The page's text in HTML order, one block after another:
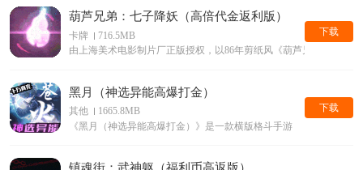
葫芦兄弟：七子降妖（高倍代金返利版）
卡牌
716.5MB
由上海美术电影制片厂正版授权，以86年剪纸风《葫芦兄弟》动画
下载
黑月（神选异能高爆打金）
其他
1665.8MB
《黑月（神选异能高爆打金）》是一款横版格斗手游
下载